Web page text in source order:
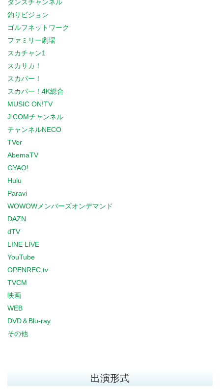
ダンスチャンネル
釣りビジョン
ゴルフネットワーク
ファミリー劇場
スカチャン1
スカサカ！
スカパー！
スカパー！4K総合
MUSIC ON!TV
J:COMチャンネル
チャンネルNECO
TVer
AbemaTV
GYAO!
Hulu
Paravi
WOWOWメンバーズオンデマンド
DAZN
dTV
LINE LIVE
YouTube
OPENREC.tv
TVCM
映画
WEB
DVD＆Blu-ray
その他
出演形式